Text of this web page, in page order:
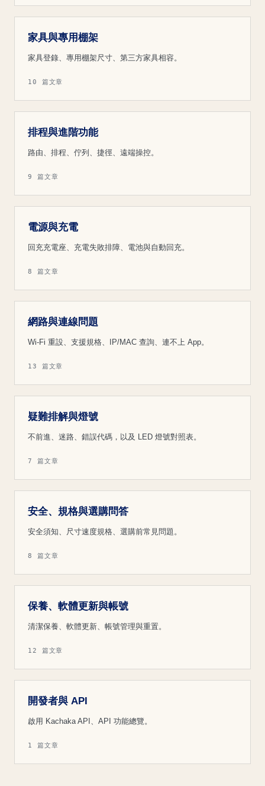
家具與專用棚架
家具登錄、專用棚架尺寸、第三方家具相容。
10 篇文章
排程與進階功能
路由、排程、佇列、捷徑、遠端操控。
9 篇文章
電源與充電
回充充電座、充電失敗排障、電池與自動回充。
8 篇文章
網路與連線問題
Wi-Fi 重設、支援規格、IP/MAC 查詢、連不上 App。
13 篇文章
疑難排解與燈號
不前進、迷路、錯誤代碼，以及 LED 燈號對照表。
7 篇文章
安全、規格與選購問答
安全須知、尺寸速度規格、選購前常見問題。
8 篇文章
保養、軟體更新與帳號
清潔保養、軟體更新、帳號管理與重置。
12 篇文章
開發者與 API
啟用 Kachaka API、API 功能總覽。
1 篇文章